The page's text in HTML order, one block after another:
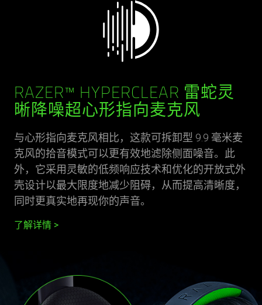
RAZER™ HYPERCLEAR 雷蛇灵
晰降噪超心形指向麦克风
与心形指向麦克风相比，这款可拆卸型 9.9 毫米麦
克风的拾音模式可以更有效地滤除侧面噪音。此
外，它采用灵敏的低频响应技术和优化的开放式外
壳设计以最大限度地减少阻碍，从而提高清晰度，
同时更真实地再现你的声音。
了解详情